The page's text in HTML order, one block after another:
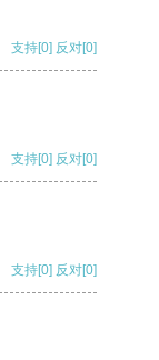
支持[0] 反对[0]
支持[0] 反对[0]
支持[0] 反对[0]